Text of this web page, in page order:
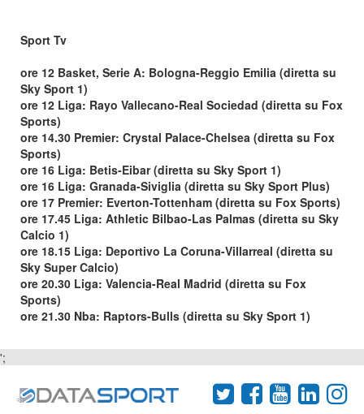
Sport Tv
ore 12 Basket, Serie A: Bologna-Reggio Emilia (diretta su
Sky Sport 1)
ore 12 Liga: Rayo Vallecano-Real Sociedad (diretta su Fox
Sports)
ore 14.30 Premier: Crystal Palace-Chelsea (diretta su Fox
Sports)
ore 16 Liga: Betis-Eibar (diretta su Sky Sport 1)
ore 16 Liga: Granada-Siviglia (diretta su Sky Sport Plus)
ore 17 Premier: Everton-Tottenham (diretta su Fox Sports)
ore 17.45 Liga: Athletic Bilbao-Las Palmas (diretta su Sky
Calcio 1)
ore 18.15 Liga: Deportivo La Coruna-Villarreal (diretta su
Sky Super Calcio)
ore 20.30 Liga: Valencia-Real Madrid (diretta su Fox
Sports)
ore 21.30 Nba: Raptors-Bulls (diretta su Sky Sport 1)
';